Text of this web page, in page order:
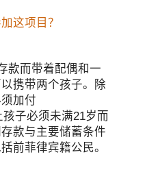
这项目？
款而带着配偶和一
携带两个孩子。除
加付
子必须未满21岁而
款与主要储蓄条件
前菲律宾籍公民。